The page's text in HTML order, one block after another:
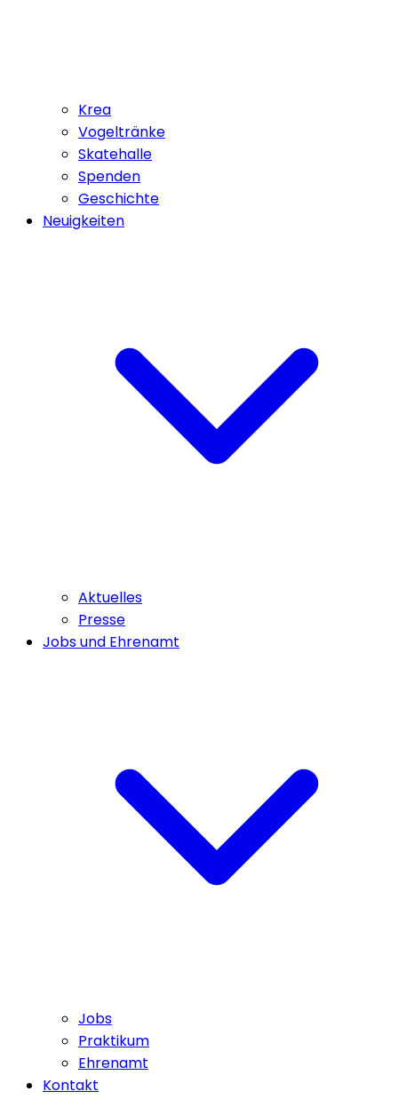
Krea
Vogeltränke
Skatehalle
Spenden
Geschichte
Neuigkeiten
Aktuelles
Presse
Jobs und Ehrenamt
Jobs
Praktikum
Ehrenamt
Kontakt